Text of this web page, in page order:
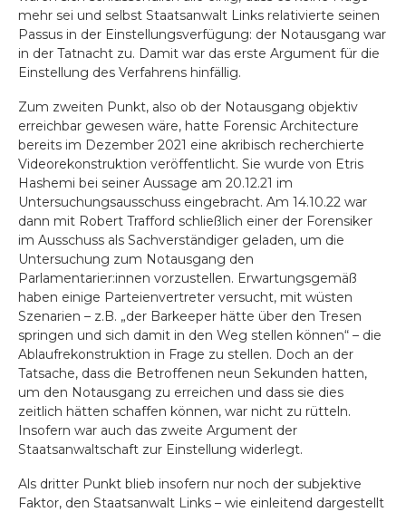
mehr sei und selbst Staatsanwalt Links relativierte seinen
Passus in der Einstellungsverfügung: der Notausgang war
in der Tatnacht zu. Damit war das erste Argument für die
Einstellung des Verfahrens hinfällig.
Zum zweiten Punkt, also ob der Notausgang objektiv
erreichbar gewesen wäre, hatte Forensic Architecture
bereits im Dezember 2021 eine akribisch recherchierte
Videorekonstruktion veröffentlicht. Sie wurde von Etris
Hashemi bei seiner Aussage am 20.12.21 im
Untersuchungsausschuss eingebracht. Am 14.10.22 war
dann mit Robert Trafford schließlich einer der Forensiker
im Ausschuss als Sachverständiger geladen, um die
Untersuchung zum Notausgang den
Parlamentarier:innen vorzustellen. Erwartungsgemäß
haben einige Parteienvertreter versucht, mit wüsten
Szenarien – z.B. „der Barkeeper hätte über den Tresen
springen und sich damit in den Weg stellen können“ – die
Ablaufrekonstruktion in Frage zu stellen. Doch an der
Tatsache, dass die Betroffenen neun Sekunden hatten,
um den Notausgang zu erreichen und dass sie dies
zeitlich hätten schaffen können, war nicht zu rütteln.
Insofern war auch das zweite Argument der
Staatsanwaltschaft zur Einstellung widerlegt.
Als dritter Punkt blieb insofern nur noch der subjektive
Faktor, den Staatsanwalt Links – wie einleitend dargestellt